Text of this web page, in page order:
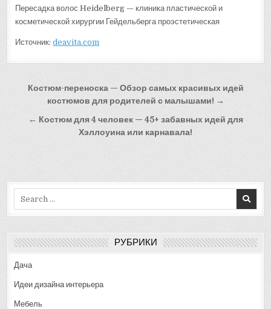
Пересадка волос Heidelberg — клиника пластической и
косметической хирургии Гейдельберга проэстетическая
Источник:deavita.com
Навигация
записям
Костюм-переноска — Обзор самых красивых идей
костюмов для родителей с малышами! →
← Костюм для 4 человек — 45+ забавных идей для
Хэллоуина или карнавала!
РУБРИКИ
Дача
Идеи дизайна интерьера
Мебель